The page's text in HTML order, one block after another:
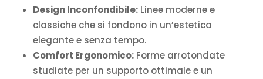
Design Inconfondibile: Linee moderne e
classiche che si fondono in un’estetica
elegante e senza tempo.
Comfort Ergonomico: Forme arrotondate
studiate per un supporto ottimale e un